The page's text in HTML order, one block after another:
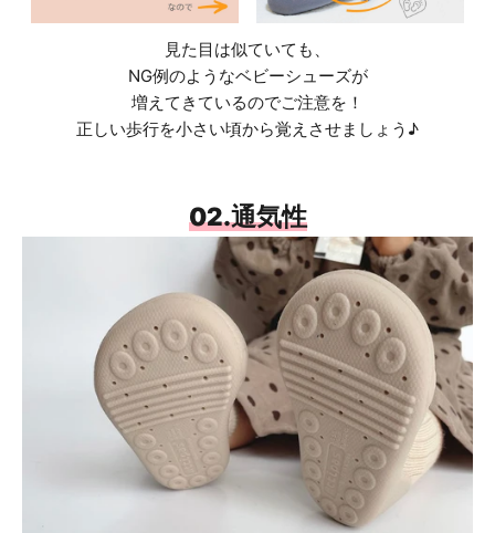
見た目は似ていても、
NG例のようなベビーシューズが
増えてきているのでご注意を！
正しい歩行を小さい頃から覚えさせましょう♪
02.通気性